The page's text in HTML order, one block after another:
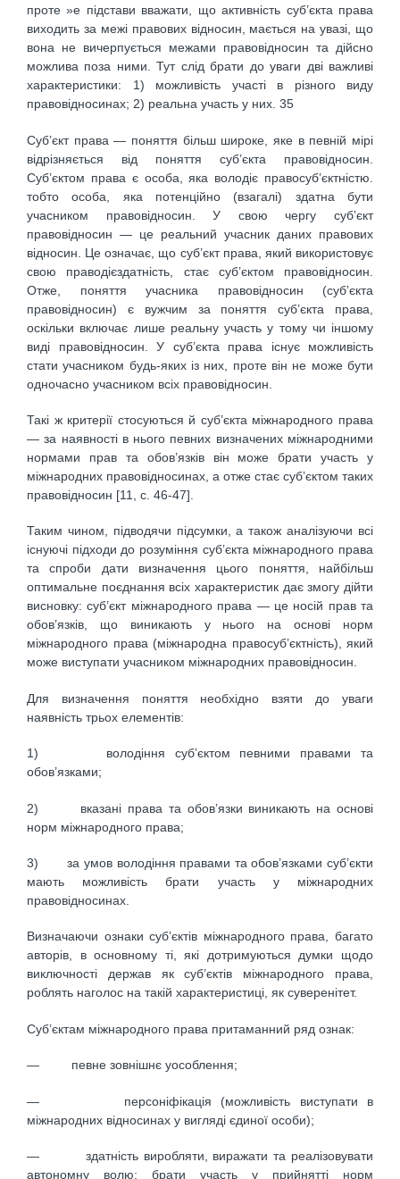
проте »е підстави вважати, що активність суб’єкта права
виходить за межі правових відносин, мається на увазі, що
вона не вичерпується межами правовідносин та дійсно
можлива поза ними. Тут слід брати до уваги дві важливі
характеристики: 1) можливість участі в різного виду
правовідносинах; 2) реальна участь у них. 35
Суб’єкт права — поняття більш широке, яке в певній мірі
відрізняється від поняття суб’єкта правовідносин.
Суб’єктом права є особа, яка володіє правосуб’єктністю.
тобто особа, яка потенційно (взагалі) здатна бути
учасником правовідносин. У свою чергу суб’єкт
правовідносин — це реальний учасник даних правових
відносин. Це означає, що суб’єкт права, який використовує
свою праводієздатність, стає суб’єктом правовідносин.
Отже, поняття учасника правовідносин (суб’єкта
правовідносин) є вужчим за поняття суб’єкта права,
оскільки включає лише реальну участь у тому чи іншому
виді правовідносин. У суб’єкта права існує можливість
стати учасником будь-яких із них, проте він не може бути
одночасно учасником всіх правовідносин.
Такі ж критерії стосуються й суб’єкта міжнародного права
— за наявності в нього певних визначених міжнародними
нормами прав та обов’язків він може брати участь у
міжнародних правовідносинах, а отже стає суб’єктом таких
правовідносин [11, c. 46-47].
Таким чином, підводячи підсумки, а також аналізуючи всі
існуючі підходи до розуміння суб’єкта міжнародного права
та спроби дати визначення цього поняття, найбільш
оптимальне поєднання всіх характеристик дає змогу дійти
висновку: суб’єкт міжнародного права — це носій прав та
обов’язків, що виникають у нього на основі норм
міжнародного права (міжнародна правосуб’єктність), який
може виступати учасником міжнародних правовідносин.
Для визначення поняття необхідно взяти до уваги
наявність трьох елементів:
1) володіння суб’єктом певними правами та
обов’язками;
2) вказані права та обов’язки виникають на основі
норм міжнародного права;
3) за умов володіння правами та обов’язками суб’єкти
мають можливість брати участь у міжнародних
правовідносинах.
Визначаючи ознаки суб’єктів міжнародного права, багато
авторів, в основному ті, які дотримуються думки щодо
виключності держав як суб’єктів міжнародного права,
роблять наголос на такій характеристиці, як суверенітет.
Суб’єктам міжнародного права притаманний ряд ознак:
— певне зовнішнє уособлення;
— персоніфікація (можливість виступати в
міжнародних відносинах у вигляді єдиної особи);
— здатність виробляти, виражати та реалізовувати
автономну волю; брати участь у прийнятті норм